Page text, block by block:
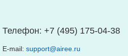
Телефон: +7 (495) 175-04-38
E-mail: support@airee.ru